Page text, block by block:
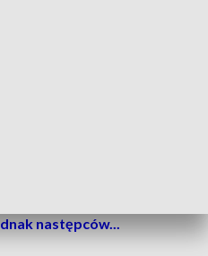
następców...